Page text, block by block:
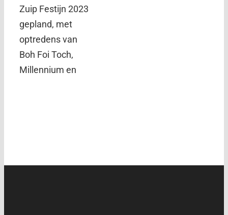
Zuip Festijn 2023
gepland, met
optredens van
Boh Foi Toch,
Millennium en